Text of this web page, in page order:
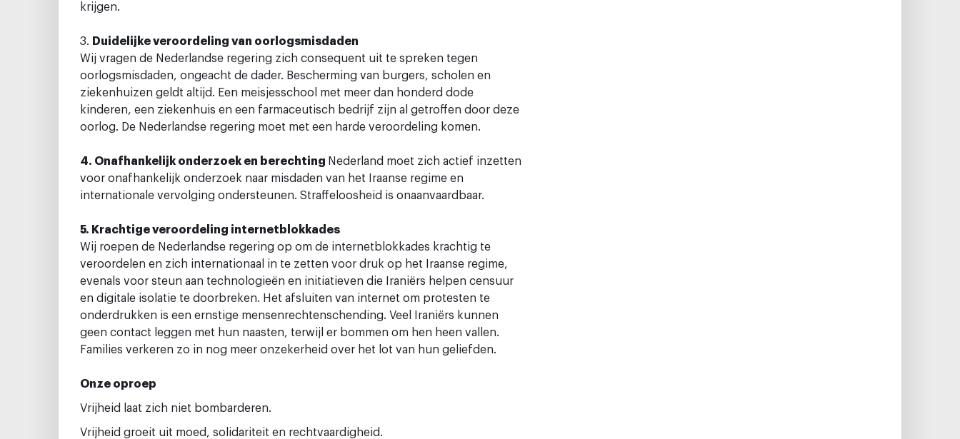
krijgen.
3. Duidelijke veroordeling van oorlogsmisdaden
Wij vragen de Nederlandse regering zich consequent uit te spreken tegen
oorlogsmisdaden, ongeacht de dader. Bescherming van burgers, scholen en
ziekenhuizen geldt altijd. Een meisjesschool met meer dan honderd dode
kinderen, een ziekenhuis en een farmaceutisch bedrijf zijn al getroffen door deze
oorlog. De Nederlandse regering moet met een harde veroordeling komen.
4. Onafhankelijk onderzoek en berechting Nederland moet zich actief inzetten
voor onafhankelijk onderzoek naar misdaden van het Iraanse regime en
internationale vervolging ondersteunen. Straffeloosheid is onaanvaardbaar.
5. Krachtige veroordeling internetblokkades
Wij roepen de Nederlandse regering op om de internetblokkades krachtig te
veroordelen en zich internationaal in te zetten voor druk op het Iraanse regime,
evenals voor steun aan technologieën en initiatieven die Iraniërs helpen censuur
en digitale isolatie te doorbreken. Het afsluiten van internet om protesten te
onderdrukken is een ernstige mensenrechtenschending. Veel Iraniërs kunnen
geen contact leggen met hun naasten, terwijl er bommen om hen heen vallen.
Families verkeren zo in nog meer onzekerheid over het lot van hun geliefden.
Onze oproep
Vrijheid laat zich niet bombarderen.
Vrijheid groeit uit moed, solidariteit en rechtvaardigheid.